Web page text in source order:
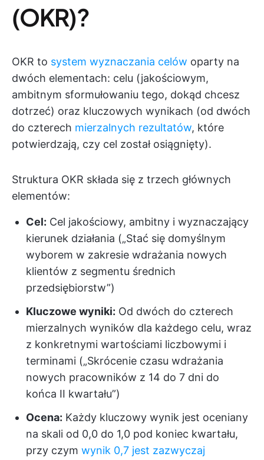
(OKR)?
OKR to system wyznaczania celów oparty na
dwóch elementach: celu (jakościowym,
ambitnym sformułowaniu tego, dokąd chcesz
dotrzeć) oraz kluczowych wynikach (od dwóch
do czterech mierzalnych rezultatów, które
potwierdzają, czy cel został osiągnięty).
Struktura OKR składa się z trzech głównych
elementów:
Cel: Cel jakościowy, ambitny i wyznaczający
kierunek działania („Stać się domyślnym
wyborem w zakresie wdrażania nowych
klientów z segmentu średnich
przedsiębiorstw”)
Kluczowe wyniki: Od dwóch do czterech
mierzalnych wyników dla każdego celu, wraz
z konkretnymi wartościami liczbowymi i
terminami („Skrócenie czasu wdrażania
nowych pracowników z 14 do 7 dni do
końca II kwartału”)
Ocena: Każdy kluczowy wynik jest oceniany
na skali od 0,0 do 1,0 pod koniec kwartału,
przy czym wynik 0,7 jest zazwyczaj